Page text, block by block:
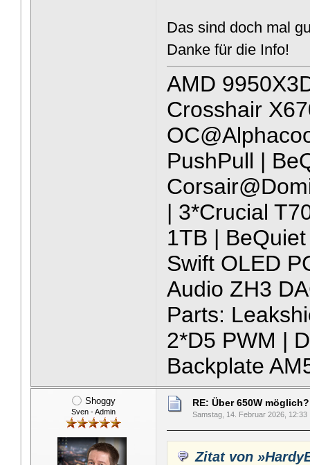
Das sind doch mal
Danke für die Info!
AMD
Crosshair
PushPull |
| 3*Crucial
1TB |
Swift OLED
Audio ZH3
Parts:
2*D5 PWM |
Backplate
Shoggy
Sven - Admin
RE: Über 650W möglich?
Samstag, 14. Februar 2026, 12:33
Zitat von